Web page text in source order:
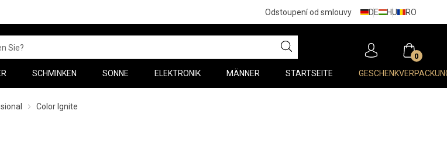
Odstoupení od smlouvy DE HU RO
0
SCHMINKEN SONNE ELEKTRONIK MÄNNER STARTSEITE
Color Ignite